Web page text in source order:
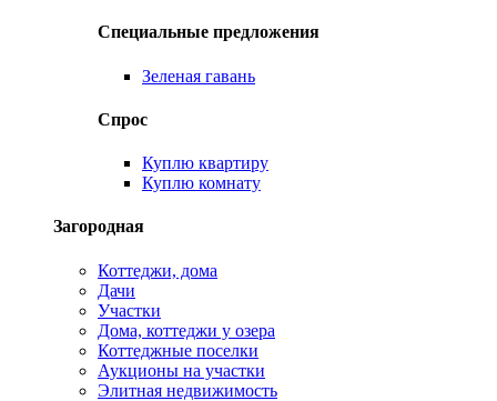
Специальные предложения
Зеленая гавань
Спрос
Куплю квартиру
Куплю комнату
Загородная
Коттеджи, дома
Дачи
Участки
Дома, коттеджи у озера
Коттеджные поселки
Аукционы на участки
Элитная недвижимость